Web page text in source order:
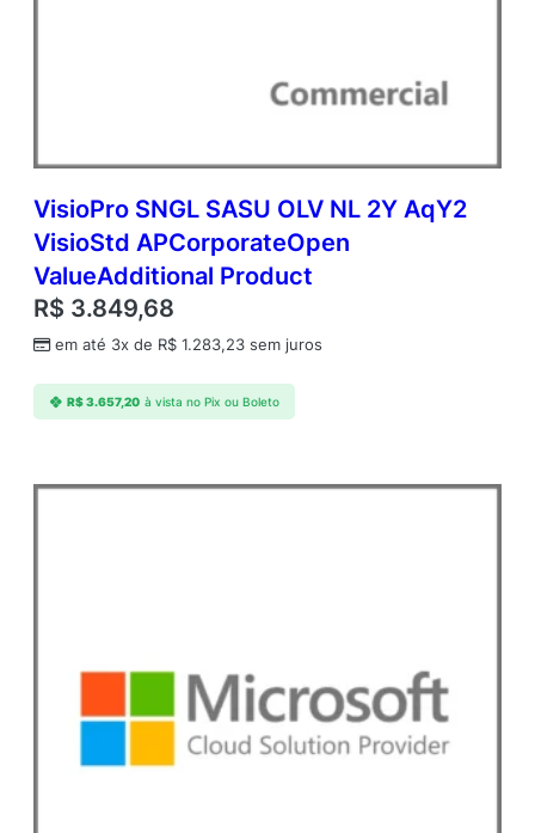
VisioPro SNGL SASU OLV NL 2Y AqY2
VisioStd APCorporateOpen
ValueAdditional Product
R$ 3.849,68
em até 3x de R$ 1.283,23 sem juros
R$3.657,20 à vista no Pix ou Boleto